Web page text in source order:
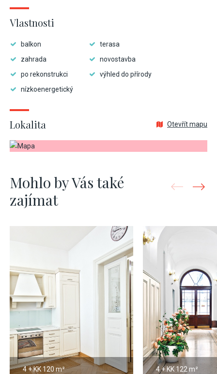
Vlastnosti
balkon
terasa
zahrada
novostavba
po rekonstrukci
výhled do přírody
nízkoenergetický
Lokalita Otevřít mapu
Mohlo by Vás také
zajímat
4 + KK 120 m² 4 + KK122 m²